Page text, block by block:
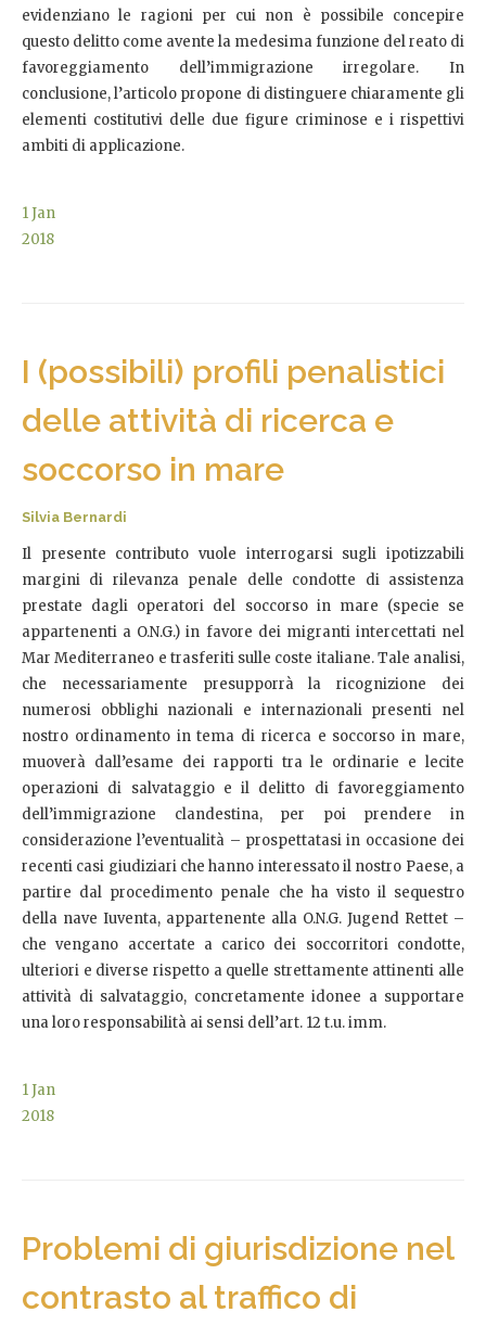
evidenziano le ragioni per cui non è possibile concepire
questo delitto come avente la medesima funzione del reato di
favoreggiamento dell’immigrazione irregolare. In
conclusione, l’articolo propone di distinguere chiaramente gli
elementi costitutivi delle due figure criminose e i rispettivi
ambiti di applicazione.
1Jan
2018
I (possibili) profili penalistici
delle attività di ricerca e
soccorso in mare
Silvia Bernardi
Il presente contributo vuole interrogarsi sugli ipotizzabili
margini di rilevanza penale delle condotte di assistenza
prestate dagli operatori del soccorso in mare (specie se
appartenenti a O.N.G.) in favore dei migranti intercettati nel
Mar Mediterraneo e trasferiti sulle coste italiane. Tale analisi,
che necessariamente presupporrà la ricognizione dei
numerosi obblighi nazionali e internazionali presenti nel
nostro ordinamento in tema di ricerca e soccorso in mare,
muoverà dall’esame dei rapporti tra le ordinarie e lecite
operazioni di salvataggio e il delitto di favoreggiamento
dell’immigrazione clandestina, per poi prendere in
considerazione l’eventualità – prospettatasi in occasione dei
recenti casi giudiziari che hanno interessato il nostro Paese, a
partire dal procedimento penale che ha visto il sequestro
della nave Iuventa, appartenente alla O.N.G. Jugend Rettet –
che vengano accertate a carico dei soccorritori condotte,
ulteriori e diverse rispetto a quelle strettamente attinenti alle
attività di salvataggio, concretamente idonee a supportare
una loro responsabilità ai sensi dell’art. 12 t.u. imm.
1Jan
2018
Problemi di giurisdizione nel
contrasto al traffico di